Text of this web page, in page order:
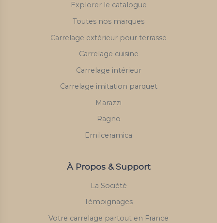
Explorer le catalogue
Toutes nos marques
Carrelage extérieur pour terrasse
Carrelage cuisine
Carrelage intérieur
Carrelage imitation parquet
Marazzi
Ragno
Emilceramica
À Propos & Support
La Société
Témoignages
Votre carrelage partout en France